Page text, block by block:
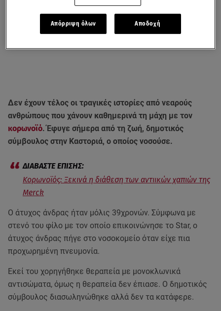
Δεν έχουν τέλος οι τραγικές ιστορίες από νεαρούς
ανθρώπους που χάνουν καθημερινά τη μάχη με τον
κορωνοϊό. Έφυγε σήμερα από τη ζωή, δημοτικός
σύμβουλος στην Καστοριά, ο οποίος νοσούσε.
Κορωνοϊός: Ξεκινά η διάθεση των αντιικών χαπιών της
Merck
Ο άτυχος άνδρας ήταν μόλις 39χρονών. Σύμφωνα με
στενό του φίλο με τον οποίο επικοινώνησε το Star, o
άτυχος άνδρας πήγε στο νοσοκομείο όταν είχε πια
προχωρημένη πνευμονία.
Εκεί του χορηγήθηκε θεραπεία με μονοκλωνικά
αντισώματα, όμως η θεραπεία δεν έπιασε. Ο δημοτικός
σύμβουλος διασωληνώθηκε αλλά δεν τα κατάφερε.
Απόρριψη όλων Αποδοχή